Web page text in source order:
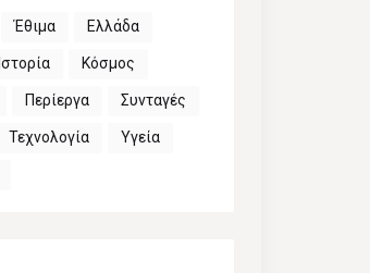
Έθιμα Ελλάδα
Ιστορία Κόσμος
Περίεργα Συνταγές
Τεχνολογία Υγεία